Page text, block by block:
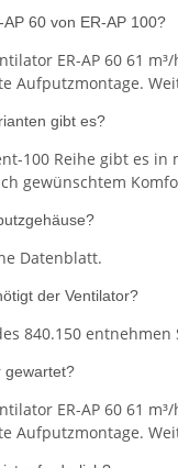
60 von ER-AP 100?
ER-AP 60 61
Aufputzmontage.
gibt es?
100 Reihe gibt es in
gewünschtem
Datenblatt.
der Ventilator?
840.150
gewartet?
ER-AP 60 61
Aufputzmontage.